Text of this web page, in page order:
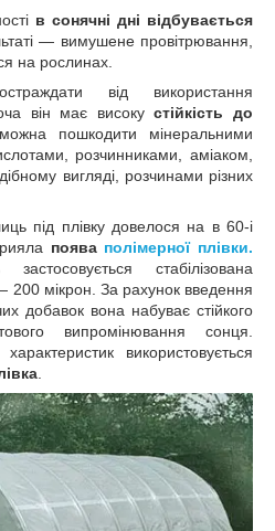
в сонячні дні відбувається
― вимушене провітрювання,
на рослинах.
від використання
він має високустійкість
до
пошкодити мінеральними
розчинниками, аміаком,
вигляді, розчинами різних
під плівку довелося на в 60-і
поява полімерної плівки.
стабілізована
200 мікрон. За рахунок введення
добавок вона набуває стійкого
випромінювання сонця.
використовується